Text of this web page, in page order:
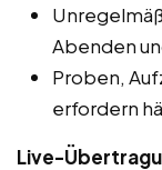
Abenden
Proben,
erfordern
Live-